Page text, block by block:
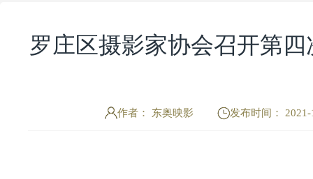
罗庄区摄影家协会召开第
作者： 东奥映影 发布时间： 2021-